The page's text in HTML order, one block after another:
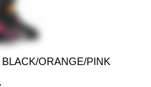
ORANGE/PINK